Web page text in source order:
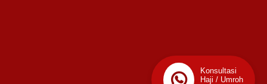
Konsultasi
Haji / Umroh